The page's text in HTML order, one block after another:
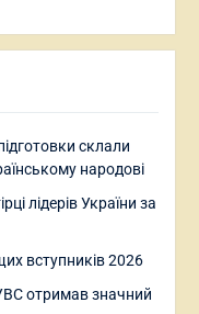
склали
народові
лідерів України за
вступників 2026
отримав значний